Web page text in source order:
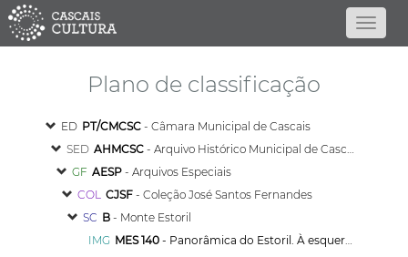
Plano de classificação
ED PT/CMCSC - Câmara Municipal de Cascais
SED AHMCSC - Arquivo Histórico Municipal de Cascais
GF AESP - Arquivos Especiais
COL CJSF - Coleção José Santos Fernandes
SC B - Monte Estoril
IMG MES 140 - Panorâmica do Estoril. À esquerda, Paredão do Monte Estoril e caminho-de-ferro